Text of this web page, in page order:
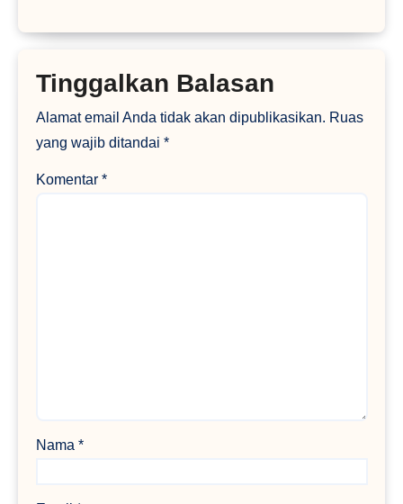
Tinggalkan Balasan
Alamat email Anda tidak akan dipublikasikan. Ruas
yang wajib ditandai *
Komentar *
Nama *